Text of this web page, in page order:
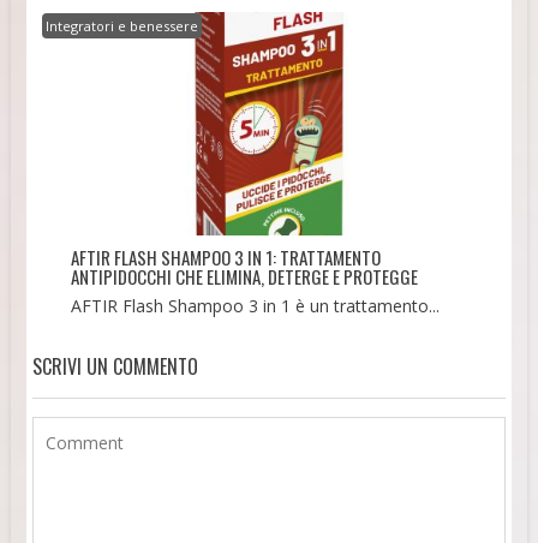
Integratori e benessere
AFTIR FLASH SHAMPOO 3 IN 1: TRATTAMENTO
ANTIPIDOCCHI CHE ELIMINA, DETERGE E PROTEGGE
AFTIR Flash Shampoo 3 in 1 è un trattamento...
SCRIVI UN COMMENTO